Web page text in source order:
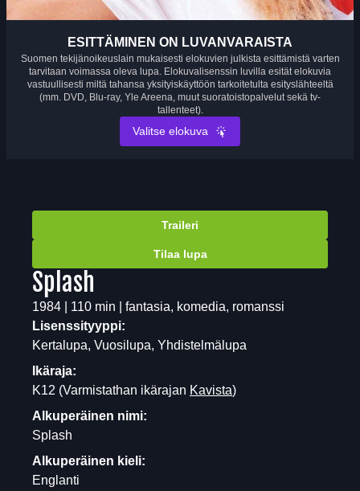
ESITTÄMINEN ON LUVANVARAISTA
Suomen tekijänoikeuslain mukaisesti elokuvien julkista esittämistä varten
tarvitaan voimassa oleva lupa. Elokuvalisenssin luvilla esität elokuvia
vastuullisesti miltä tahansa yksityiskäyttöön tarkoitetulta esityslähteeltä
(mm. DVD, Blu-ray, Yle Areena, muut suoratoistopalvelut sekä tv-
tallenteet).
Valitse elokuva
Traileri
Tilaa lupa
Splash
1984 | 110 min | fantasia, komedia, romanssi
Lisenssityyppi:
Kertalupa, Vuosilupa, Yhdistelmälupa
Ikäraja:
K12 (Varmistathan ikärajan Kavista)
Alkuperäinen nimi:
Splash
Alkuperäinen kieli:
Englanti